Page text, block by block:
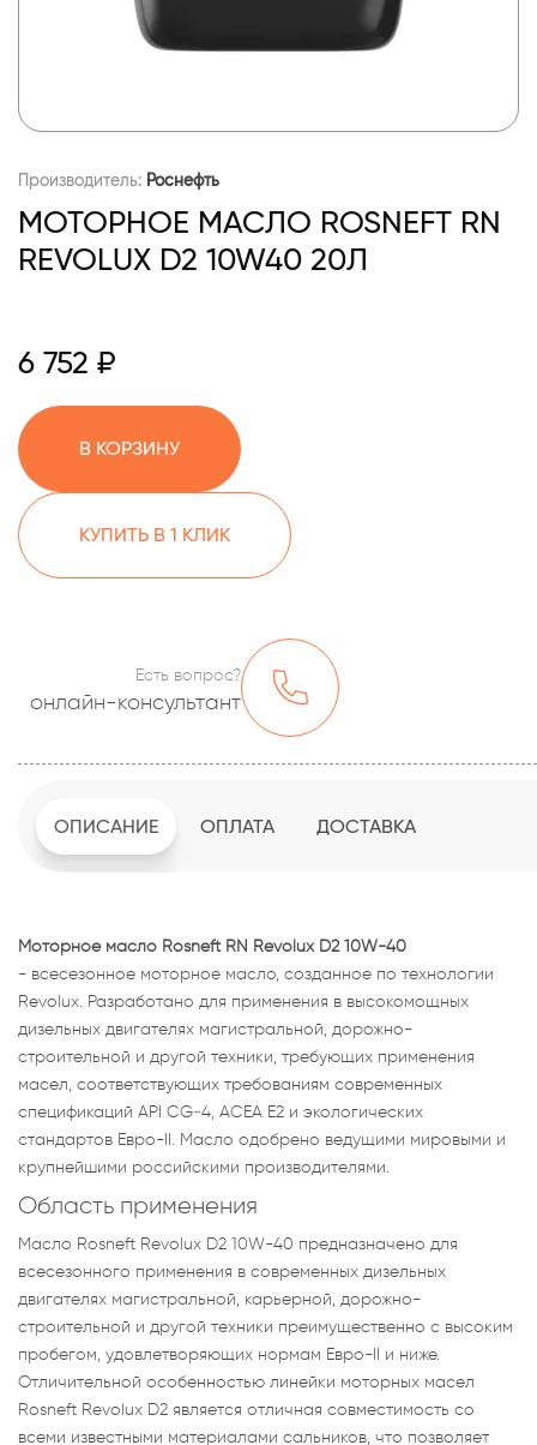
Производитель: Роснефть
МОТОРНОЕ МАСЛО ROSNEFT RN
REVOLUX D2 10W40 20Л
6 752 ₽
В КОРЗИНУ
КУПИТЬ В 1 КЛИК
Есть вопрос?
онлайн-консультант
ОПИСАНИЕ ОПЛАТА ДОСТАВКА
Моторное масло Rosneft RN Revolux D2 10W-40
- всесезонное моторное масло, созданное по технологии
Revolux. Разработано для применения в высокомощных
дизельных двигателях магистральной, дорожно-
строительной и другой техники, требующих применения
масел, соответствующих требованиям современных
спецификаций API CG‑4, АСЕА Е2 и экологических
стандартов Евро-II. Масло одобрено ведущими мировыми и
крупнейшими российскими производителями.
Область применения
Масло Rosneft Revolux D2 10W-40 предназначено для
всесезонного применения в современных дизельных
двигателях магистральной, карьерной, дорожно-
строительной и другой техники преимущественно с высоким
пробегом, удовлетворяющих нормам Евро-II и ниже.
Отличительной особенностью линейки моторных масел
Rosneft Revolux D2 является отличная совместимость со
всеми известными материалами сальников, что позволяет